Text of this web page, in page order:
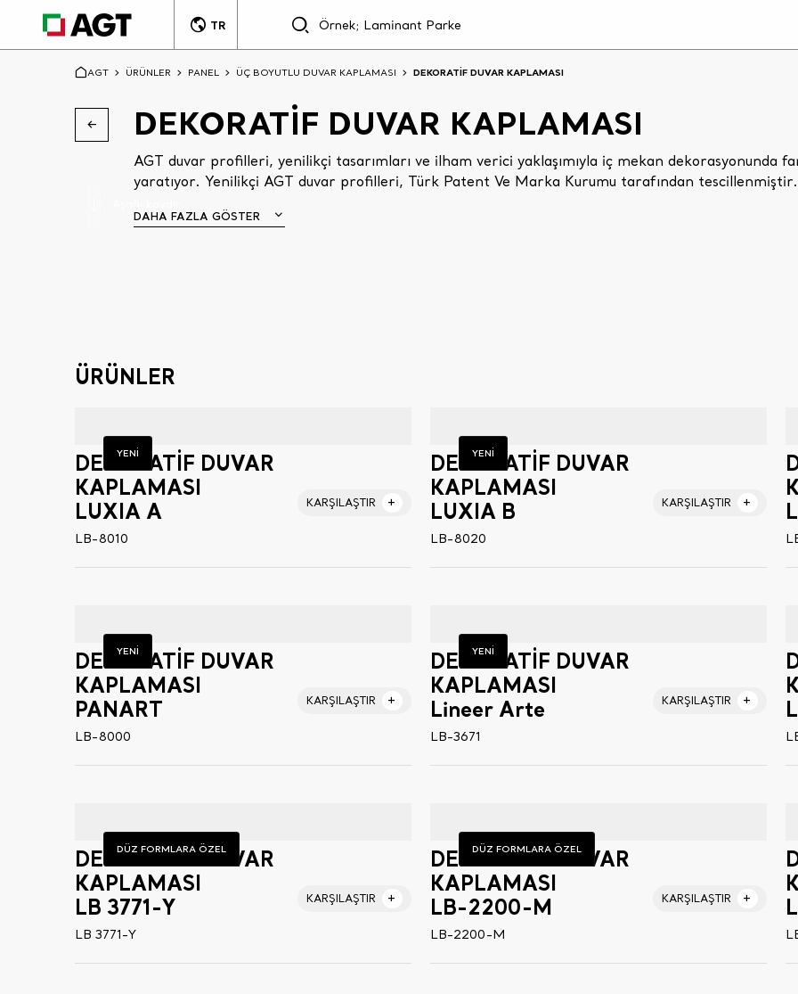
TR
AGT ÜRÜNLER PANEL ÜÇ BOYUTLU DUVAR KAPLAMASI DEKORATİF DUVAR KAPLAMASI
DEKORATİF DUVAR KAPLAMASI
AGT duvar profilleri, yenilikçi tasarımları ve ilham verici yaklaşımıyla iç mekan dekorasyonunda
yaratıyor. Yenilikçi AGT duvar profilleri, Türk Patent Ve Marka Kurumu tarafından
DAHA FAZLA GÖSTER
ÜRÜNLER
YENİ
DEKORATİF DUVAR
KAPLAMASI
LUXIA A
LB-8010
KARŞILAŞTIR
YENİ
DEKORATİF DUVAR
KAPLAMASI
LUXIA B
LB-8020
KARŞILAŞTIR
YENİ
DEKORATİF DUVAR
KAPLAMASI
PANART
LB-8000
KARŞILAŞTIR
YENİ
DEKORATİF DUVAR
KAPLAMASI
Lineer Arte
LB-3671
KARŞILAŞTIR
DÜZ FORMLARA ÖZEL
DEKORATİF DUVAR
KAPLAMASI
LB 3771-Y
LB 3771-Y
KARŞILAŞTIR
DÜZ FORMLARA ÖZEL
DEKORATİF DUVAR
KAPLAMASI
LB-2200-M
LB-2200-M
KARŞILAŞTIR